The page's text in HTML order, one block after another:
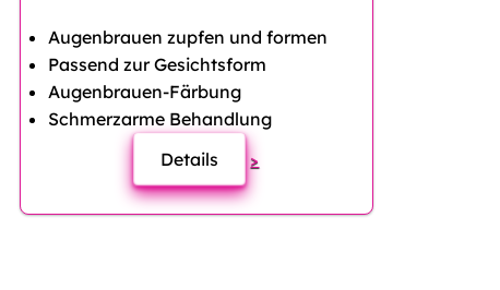
Augenbrauen zupfen und formen
Passend zur Gesichtsform
Augenbrauen-Färbung
Schmerzarme Behandlung
Details
>